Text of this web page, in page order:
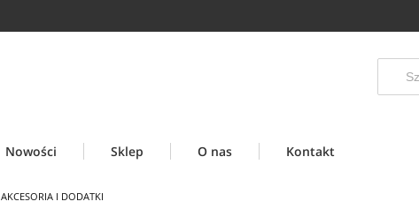
Nowości Sklep O nas Kontakt
AKCESORIA I DODATKI